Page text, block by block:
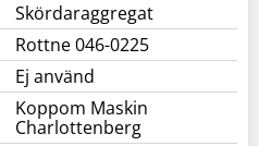
Skördaraggregat
Rottne 046-0225
Ej använd
Koppom Maskin
Charlottenberg